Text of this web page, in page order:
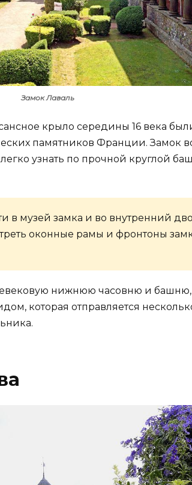
Замок Лаваль
крыло середины 16 века
памятников Франции. Замок
узнать по прочной круглой
в музей замка и во внутренний
оконные рамы и фронтоны
нижнюю часовню и
которая отправляется